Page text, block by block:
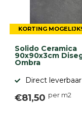
KORTING MOGELIJK!
Solido Ceramica
90x90x3cm
Ombra
Direct leverbaar
€81,50 per m2